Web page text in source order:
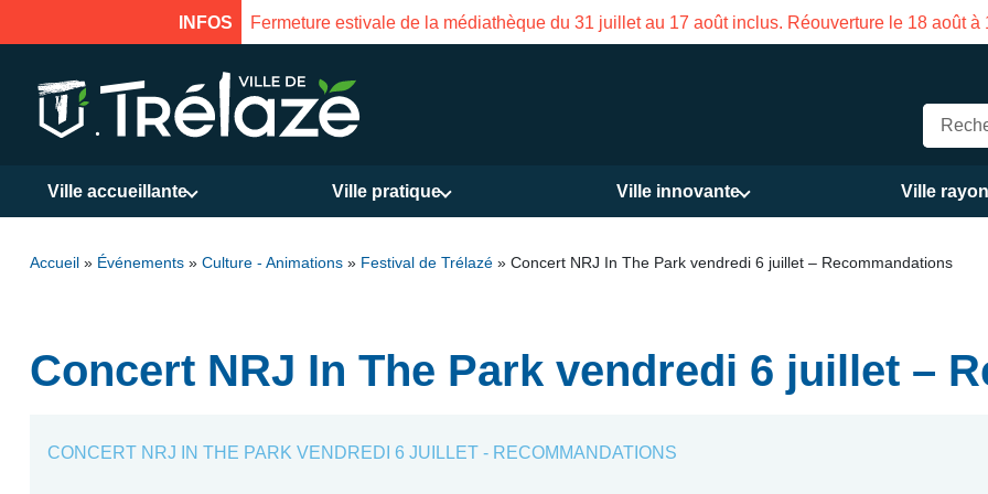
INFOS Fermeture estivale de la médiathèque du 31 juillet au 17 août inclus. Réouverture le 18 août à
Ville accueillante Ville pratique Ville innovante Ville
Accueil » Événements » Culture - Animations » Festival de Trélazé » Concert NRJ In The Park vendredi 6 juillet – Recommandations
Concert NRJ In The Park vendredi 6 juillet –
CONCERT NRJ IN THE PARK VENDREDI 6 JUILLET - RECOMMANDATIONS